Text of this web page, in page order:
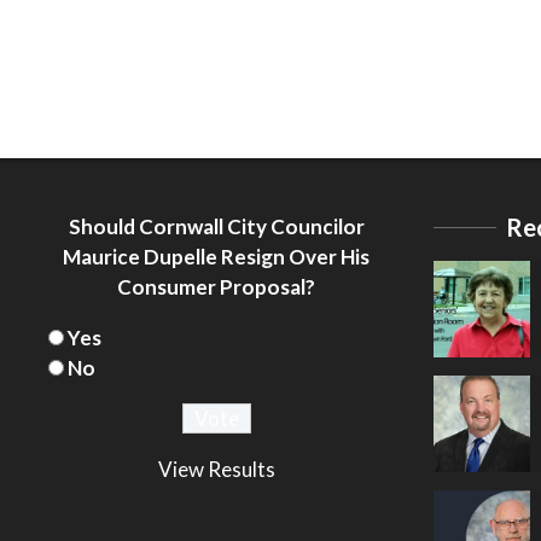
Should Cornwall City Councilor
Maurice Dupelle Resign Over His
Consumer Proposal?
Yes
No
View Results